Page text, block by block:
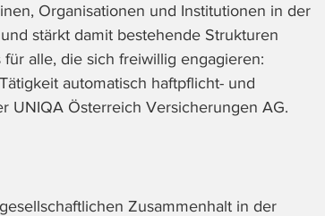
Organisationen und Institutionen in der
stärkt damit bestehende Strukturen
alle, die sich freiwillig engagieren:
automatisch haftpflicht- und
UNIQA Österreich Versicherungen AG.
Zusammenhalt in der